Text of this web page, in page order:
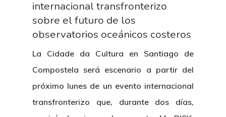
internacional transfronterizo
sobre el futuro de los
observatorios oceánicos costeros
La Cidade da Cultura en Santiago de
Compostela será escenario a partir del
próximo lunes de un evento internacional
transfronterizo que, durante dos días,